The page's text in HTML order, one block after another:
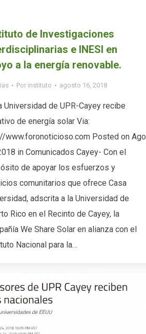
de Investigaciones
e INESI en
a la energía renovable.
Por instituto agosto 16, 2018
Universidad de UPR-Cayey recibe
de energía solar Via:
www.foronoticioso.com Posted on Ago
in Comunicados Cayey- Con el
de apoyar los esfuerzos y
comunitarios que ofrece Casa
adscrita a la Universidad de
Rico en el Recinto de Cayey, la
We Share Solar en alianza con el
Nacional para la…